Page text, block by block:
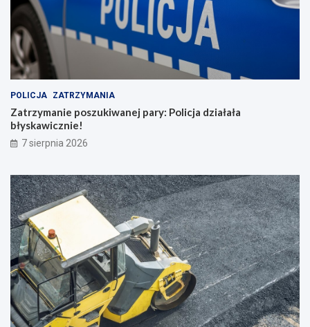
POLICJA ZATRZYMANIA
Zatrzymanie poszukiwanej pary: Policja działała
błyskawicznie!
7 sierpnia 2026